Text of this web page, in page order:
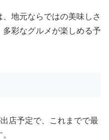
地元ならではの美味しさ
彩なグルメが楽しめる予
店予定で、これまでで最